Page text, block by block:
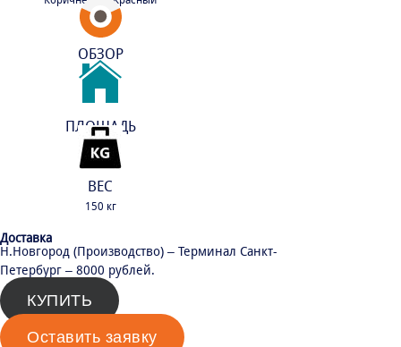
ОБЗОР
ПЛОЩАДЬ
ВЕС
150 кг
Доставка
Н.Новгород (Производство) – Терминал Санкт-
Петербург – 8000 рублей.
КУПИТЬ
Оставить заявку